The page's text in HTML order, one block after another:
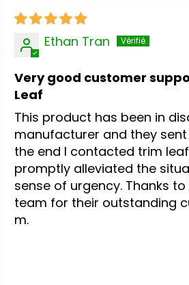
Ethan Tran
Very good customer
Leaf
This product has been in
manufacturer and they
the end I contacted trim
promptly alleviated the
sense of urgency. Thanks
team for their outstanding
m.